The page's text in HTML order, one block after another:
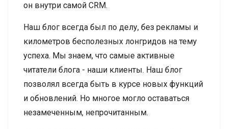
он внутри самой CRM.
Наш блог всегда был по делу, без рекламы и
километров бесполезных лонгридов на тему
успеха. Мы знаем, что самые активные
читатели блога - наши клиенты. Наш блог
позволял всегда быть в курсе новых функций
и обновлений. Но многое могло оставаться
незамеченным, непрочитанным.